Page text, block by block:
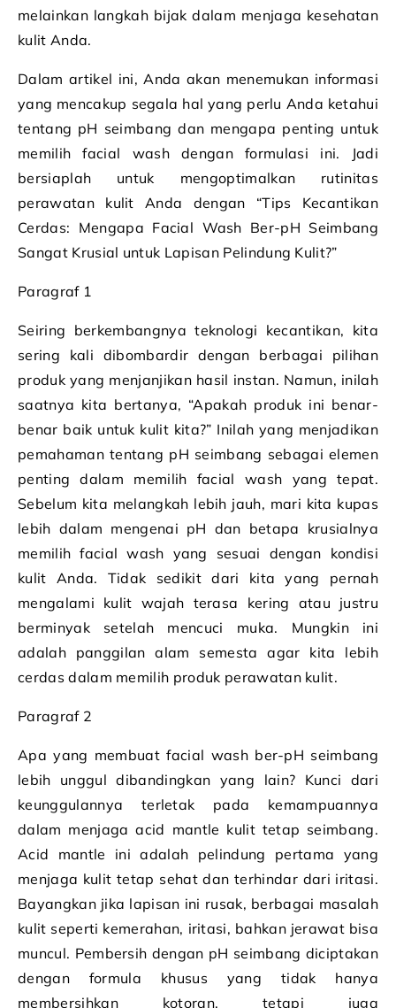
melainkan langkah bijak dalam menjaga kesehatan
kulit Anda.
Dalam artikel ini, Anda akan menemukan informasi
yang mencakup segala hal yang perlu Anda ketahui
tentang pH seimbang dan mengapa penting untuk
memilih facial wash dengan formulasi ini. Jadi
bersiaplah untuk mengoptimalkan rutinitas
perawatan kulit Anda dengan “Tips Kecantikan
Cerdas: Mengapa Facial Wash Ber-pH Seimbang
Sangat Krusial untuk Lapisan Pelindung Kulit?”
Paragraf 1
Seiring berkembangnya teknologi kecantikan, kita
sering kali dibombardir dengan berbagai pilihan
produk yang menjanjikan hasil instan. Namun, inilah
saatnya kita bertanya, “Apakah produk ini benar-
benar baik untuk kulit kita?” Inilah yang menjadikan
pemahaman tentang pH seimbang sebagai elemen
penting dalam memilih facial wash yang tepat.
Sebelum kita melangkah lebih jauh, mari kita kupas
lebih dalam mengenai pH dan betapa krusialnya
memilih facial wash yang sesuai dengan kondisi
kulit Anda. Tidak sedikit dari kita yang pernah
mengalami kulit wajah terasa kering atau justru
berminyak setelah mencuci muka. Mungkin ini
adalah panggilan alam semesta agar kita lebih
cerdas dalam memilih produk perawatan kulit.
Paragraf 2
Apa yang membuat facial wash ber-pH seimbang
lebih unggul dibandingkan yang lain? Kunci dari
keunggulannya terletak pada kemampuannya
dalam menjaga acid mantle kulit tetap seimbang.
Acid mantle ini adalah pelindung pertama yang
menjaga kulit tetap sehat dan terhindar dari iritasi.
Bayangkan jika lapisan ini rusak, berbagai masalah
kulit seperti kemerahan, iritasi, bahkan jerawat bisa
muncul. Pembersih dengan pH seimbang diciptakan
dengan formula khusus yang tidak hanya
membersihkan kotoran, tetapi juga